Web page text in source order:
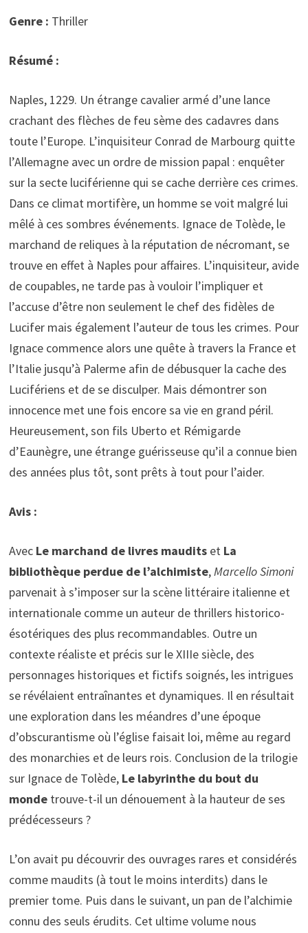
Genre : Thriller
Résumé :
Naples, 1229. Un étrange cavalier armé d’une lance
crachant des flèches de feu sème des cadavres dans
toute l’Europe. L’inquisiteur Conrad de Marbourg quitte
l’Allemagne avec un ordre de mission papal : enquêter
sur la secte luciférienne qui se cache derrière ces crimes.
Dans ce climat mortifère, un homme se voit malgré lui
mêlé à ces sombres événements. Ignace de Tolède, le
marchand de reliques à la réputation de nécromant, se
trouve en effet à Naples pour affaires. L’inquisiteur, avide
de coupables, ne tarde pas à vouloir l’impliquer et
l’accuse d’être non seulement le chef des fidèles de
Lucifer mais également l’auteur de tous les crimes. Pour
Ignace commence alors une quête à travers la France et
l’Italie jusqu’à Palerme afin de débusquer la cache des
Lucifériens et de se disculper. Mais démontrer son
innocence met une fois encore sa vie en grand péril.
Heureusement, son fils Uberto et Rémigarde
d’Eaunègre, une étrange guérisseuse qu’il a connue bien
des années plus tôt, sont prêts à tout pour l’aider.
Avis :
Avec Le marchand de livres mauditset La
bibliothèque perdue de l’alchimiste,Marcello Simoni
parvenait à s’imposer sur la scène littéraire italienne et
internationale comme un auteur de thrillers historico-
ésotériques des plus recommandables. Outre un
contexte réaliste et précis sur le XIIIe siècle, des
personnages historiques et fictifs soignés, les intrigues
se révélaient entraînantes et dynamiques. Il en résultait
une exploration dans les méandres d’une époque
d’obscurantisme où l’église faisait loi, même au regard
des monarchies et de leurs rois. Conclusion de la trilogie
sur Ignace de Tolède, Le labyrinthe du bout du
mondetrouve-t-il un dénouement à la hauteur de ses
prédécesseurs ?
L’on avait pu découvrir des ouvrages rares et considérés
comme maudits (à tout le moins interdits) dans le
premier tome. Puis dans le suivant, un pan de l’alchimie
connu des seuls érudits. Cet ultime volume nous